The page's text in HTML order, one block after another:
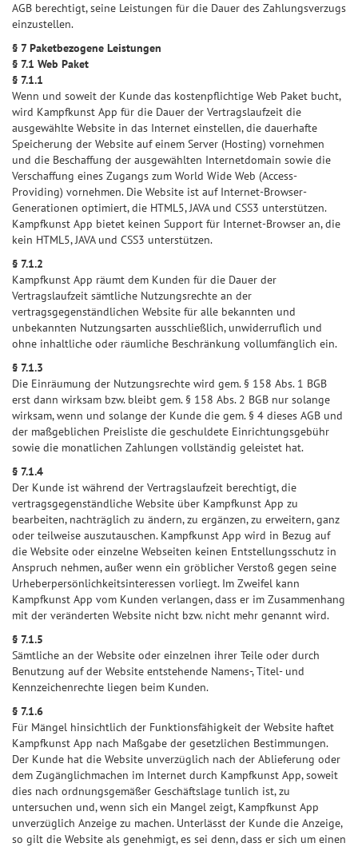
AGB berechtigt, seine Leistungen für die Dauer des Zahlungsverzugs
einzustellen.
§ 7 Paketbezogene Leistungen
§ 7.1 Web Paket
§ 7.1.1
Wenn und soweit der Kunde das kostenpflichtige Web Paket bucht,
wird Kampfkunst App für die Dauer der Vertragslaufzeit die
ausgewählte Website in das Internet einstellen, die dauerhafte
Speicherung der Website auf einem Server (Hosting) vornehmen
und die Beschaffung der ausgewählten Internetdomain sowie die
Verschaffung eines Zugangs zum World Wide Web (Access-
Providing) vornehmen. Die Website ist auf Internet-Browser-
Generationen optimiert, die HTML5, JAVA und CSS3 unterstützen.
Kampfkunst App bietet keinen Support für Internet-Browser an, die
kein HTML5, JAVA und CSS3 unterstützen.
§ 7.1.2
Kampfkunst App räumt dem Kunden für die Dauer der
Vertragslaufzeit sämtliche Nutzungsrechte an der
vertragsgegenständlichen Website für alle bekannten und
unbekannten Nutzungsarten ausschließlich, unwiderruflich und
ohne inhaltliche oder räumliche Beschränkung vollumfänglich ein.
§ 7.1.3
Die Einräumung der Nutzungsrechte wird gem. § 158 Abs. 1 BGB
erst dann wirksam bzw. bleibt gem. § 158 Abs. 2 BGB nur solange
wirksam, wenn und solange der Kunde die gem. § 4 dieses AGB und
der maßgeblichen Preisliste die geschuldete Einrichtungsgebühr
sowie die monatlichen Zahlungen vollständig geleistet hat.
§ 7.1.4
Der Kunde ist während der Vertragslaufzeit berechtigt, die
vertragsgegenständliche Website über Kampfkunst App zu
bearbeiten, nachträglich zu ändern, zu ergänzen, zu erweitern, ganz
oder teilweise auszutauschen. Kampfkunst App wird in Bezug auf
die Website oder einzelne Webseiten keinen Entstellungsschutz in
Anspruch nehmen, außer wenn ein gröblicher Verstoß gegen seine
Urheberpersönlichkeitsinteressen vorliegt. Im Zweifel kann
Kampfkunst App vom Kunden verlangen, dass er im Zusammenhang
mit der veränderten Website nicht bzw. nicht mehr genannt wird.
§ 7.1.5
Sämtliche an der Website oder einzelnen ihrer Teile oder durch
Benutzung auf der Website entstehende Namens-, Titel- und
Kennzeichenrechte liegen beim Kunden.
§ 7.1.6
Für Mängel hinsichtlich der Funktionsfähigkeit der Website haftet
Kampfkunst App nach Maßgabe der gesetzlichen Bestimmungen.
Der Kunde hat die Website unverzüglich nach der Ablieferung oder
dem Zugänglichmachen im Internet durch Kampfkunst App, soweit
dies nach ordnungsgemäßer Geschäftslage tunlich ist, zu
untersuchen und, wenn sich ein Mangel zeigt, Kampfkunst App
unverzüglich Anzeige zu machen. Unterlässt der Kunde die Anzeige,
so gilt die Website als genehmigt, es sei denn, dass er sich um einen